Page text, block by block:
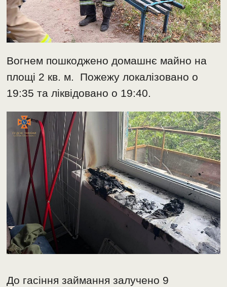
Вогнем пошкоджено домашнє майно на
площі 2 кв. м. Пожежу локалізовано о
19:35 та ліквідовано о 19:40.
До гасіння займання залучено 9